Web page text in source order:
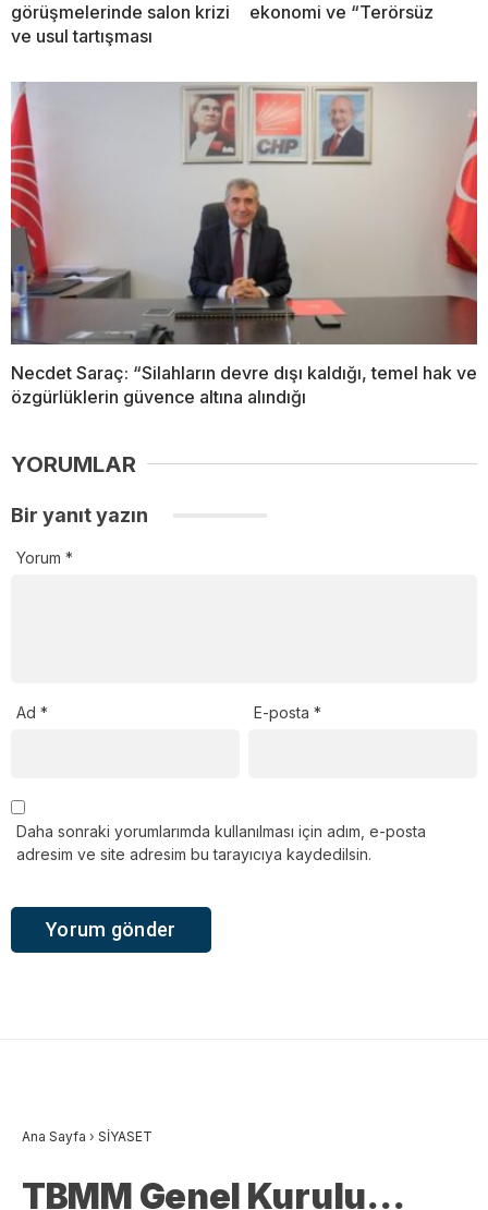
görüşmelerinde salon krizi
ve usul tartışması
ekonomi ve “Terörsüz
Necdet Saraç: “Silahların devre dışı kaldığı, temel hak ve
özgürlüklerin güvence altına alındığı
YORUMLAR
Bir yanıt yazın
Yorum *
Ad * E-posta*
Daha sonraki yorumlarımda kullanılması için adım, e-posta
adresim ve site adresim bu tarayıcıya kaydedilsin.
Ana Sayfa › SİYASET
TBMM Genel Kurulu…